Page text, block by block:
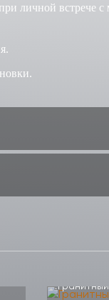
личной встрече